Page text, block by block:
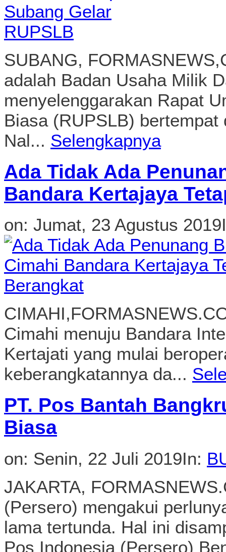
Biasa (RUPSLB)
Nal...Selengkapnya
Ada Tidak Ada
Bandara Kertajaya
on:Jumat, 23 Agustus 2019
Cimahi menuju Bandara
Kertajati yang mulai
keberangkatannya da...
PT. Pos Bantah
Biasa
on:Senin, 22 Juli 2019In:
JAKARTA,
(Persero) mengakui
lama tertunda. Hal ini
Bamsoet Serahkan
di DPR
on:Rabu, 29 Mei 2019In: